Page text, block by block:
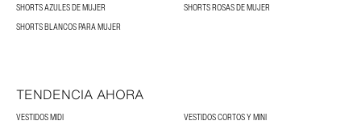
SHORTS AZULES DE MUJER
SHORTS ROSAS DE MUJER
SHORTS BLANCOS PARA MUJER
TENDENCIA AHORA
VESTIDOS MIDI
VESTIDOS CORTOS Y MINI